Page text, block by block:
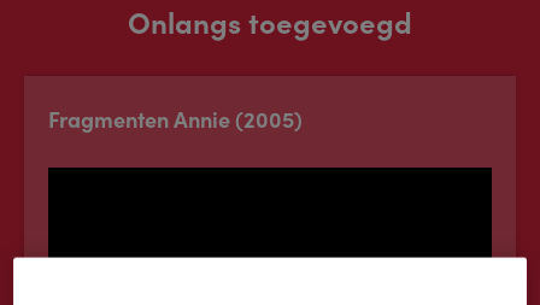
Onlangs toegevoegd
Fragmenten Annie (2005)